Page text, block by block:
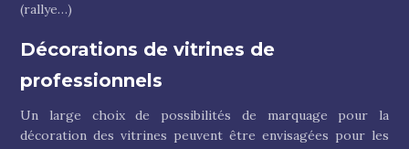
(rallye…)
Décorations de vitrines de
professionnels
Un large choix de possibilités de marquage pour la
décoration des vitrines peuvent être envisagées pour les